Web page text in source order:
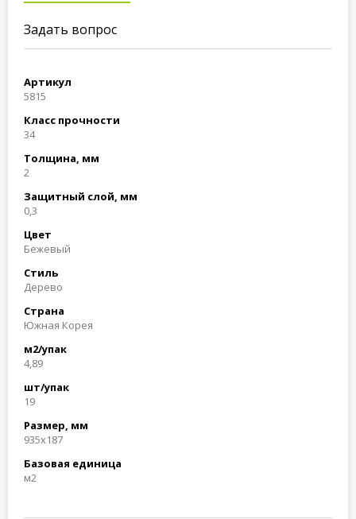
Задать вопрос
Артикул
5815
Класс прочности
34
Толщина, мм
2
Защитный слой, мм
0,3
Цвет
Бежевый
Стиль
Дерево
Страна
Южная Корея
м2/упак
4,89
шт/упак
19
Размер, мм
935x187
Базовая единица
м2